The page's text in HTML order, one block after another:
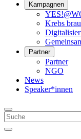
Kampagnen
Krebs
Partner
Partner
NGO
News
Speaker*innen